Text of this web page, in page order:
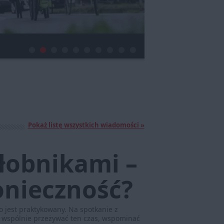
Pokaż listę wszystkich wiadomości »
–
jest praktykowany. Na spotkanie z
przeżywać ten czas, wspominać